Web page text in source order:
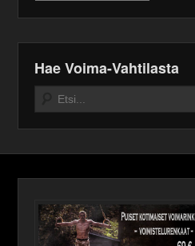
Hae Voima-Vahtilasta
Search